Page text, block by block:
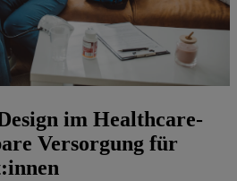
im Healthcare-
Versorgung für